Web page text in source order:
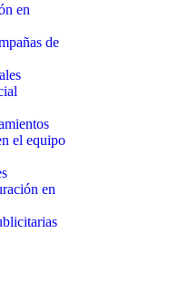
en
de
el equipo
en